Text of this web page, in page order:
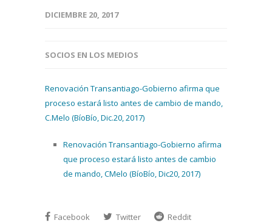
DICIEMBRE 20, 2017
SOCIOS EN LOS MEDIOS
Renovación Transantiago-Gobierno afirma que
proceso estará listo antes de cambio de mando,
C.Melo (BíoBío, Dic.20, 2017)
Renovación Transantiago-Gobierno afirma
que proceso estará listo antes de cambio
de mando, CMelo (BíoBío, Dic20, 2017)
Facebook Twitter
Reddit